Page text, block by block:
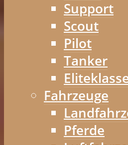
Support
Scout
Pilot
Tanker
Fahrzeuge
Pferde